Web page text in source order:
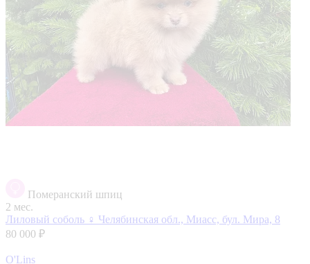
Померанский шпиц
2 мес.
Лиловый соболь ♀️ Челябинская обл., Миасс, бул. Мира, 8
80 000 ₽
O'Lins